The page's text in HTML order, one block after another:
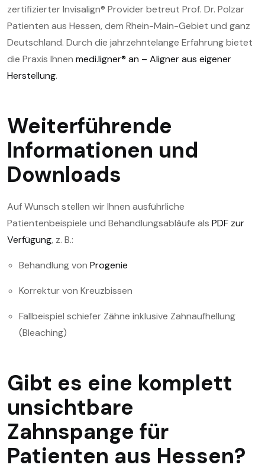
zertifizierter Invisalign® Provider betreut Prof. Dr. Polzar
Patienten aus Hessen, dem Rhein-Main-Gebiet und ganz
Deutschland. Durch die jahrzehntelange Erfahrung bietet
die Praxis Ihnen medi.ligner® an – Aligner aus eigener
Herstellung.
Weiterführende
Informationen und
Downloads
Auf Wunsch stellen wir Ihnen ausführliche
Patientenbeispiele und Behandlungsabläufe als PDF zur
Verfügung, z. B.:
Behandlung von Progenie
Korrektur von Kreuzbissen
Fallbeispiel schiefer Zähne inklusive Zahnaufhellung
(Bleaching)
Gibt es eine komplett
unsichtbare
Zahnspange für
Patienten aus Hessen?